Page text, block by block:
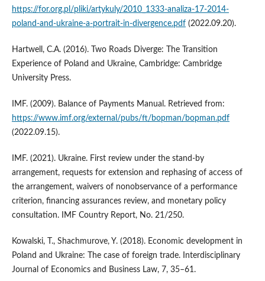
https://for.org.pl/pliki/artykuly/2010_1333-analiza-17-2014-
poland-and-ukraine-a-portrait-in-divergence.pdf(2022.09.20).
Hartwell, C.A. (2016). Two Roads Diverge: The Transition
Experience of Poland and Ukraine, Cambridge: Cambridge
University Press.
IMF. (2009). Balance of Payments Manual. Retrieved from:
https://www.imf.org/external/pubs/ft/bopman/bopman.pdf
(2022.09.15).
IMF. (2021). Ukraine. First review under the stand-by
arrangement, requests for extension and rephasing of access of
the arrangement, waivers of nonobservance of a performance
criterion, financing assurances review, and monetary policy
consultation. IMF Country Report, No. 21/250.
Kowalski, T., Shachmurove, Y. (2018). Economic development in
Poland and Ukraine: The case of foreign trade. Interdisciplinary
Journal of Economics and Business Law, 7, 35–61.